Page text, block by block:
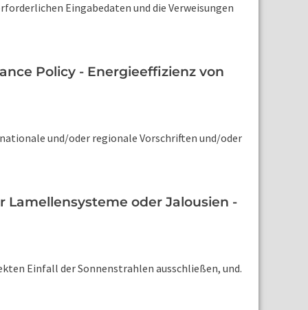
Eingabedaten und die Verweisungen
Policy - Energieeffizienz von
und/oder regionale Vorschriften und/oder
oder Jalousien -
Einfall der Sonnenstrahlen ausschließen, und.